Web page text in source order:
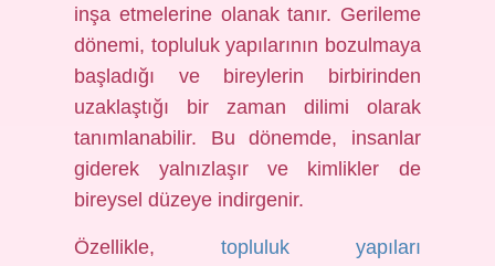
inşa etmelerine olanak tanır. Gerileme
dönemi, topluluk yapılarının bozulmaya
başladığı ve bireylerin birbirinden
uzaklaştığı bir zaman dilimi olarak
tanımlanabilir. Bu dönemde, insanlar
giderek yalnızlaşır ve kimlikler de
bireysel düzeye indirgenir.
Özellikle, topluluk yapıları